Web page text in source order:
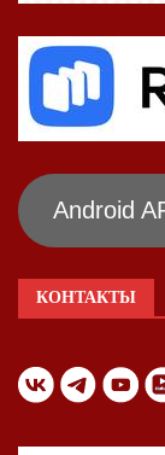
Android
КОНТАКТЫ